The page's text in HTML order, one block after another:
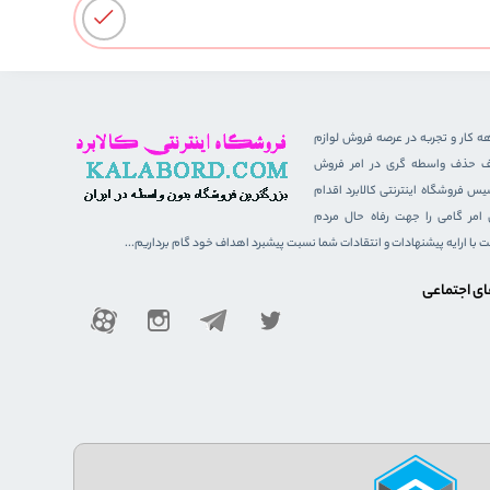
کار و تجربه در عرصه فروش لوازم
حذف واسطه گری در امر فروش
فروشگاه اینترنتی کالابرد اقدام
امر گامی را جهت رفاه حال مردم
با ارایه پیشنهادات و انتقادات شما نسبت پیشبرد اهداف خود گام برداریم...
اجتماعی